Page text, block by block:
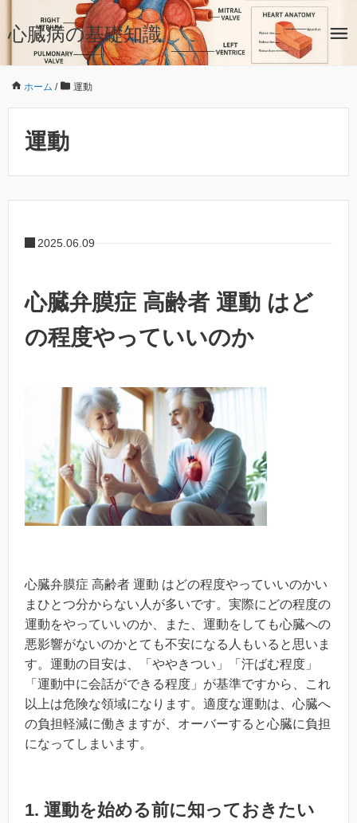
心臓病の基礎知識
ホーム / 運動
運動
2025.06.09
心臓弁膜症 高齢者 運動 はど
の程度やっていいのか
心臓弁膜症 高齢者 運動 はどの程度やっていいのかい
まひとつ分からない人が多いです。実際にどの程度の
運動をやっていいのか、また、運動をしても心臓への
悪影響がないのかとても不安になる人もいると思いま
す。運動の目安は、「ややきつい」「汗ばむ程度」
「運動中に会話ができる程度」が基準ですから、これ
以上は危険な領域になります。適度な運動は、心臓へ
の負担軽減に働きますが、オーバーすると心臓に負担
になってしまいます。
1. 運動を始める前に知っておきたい